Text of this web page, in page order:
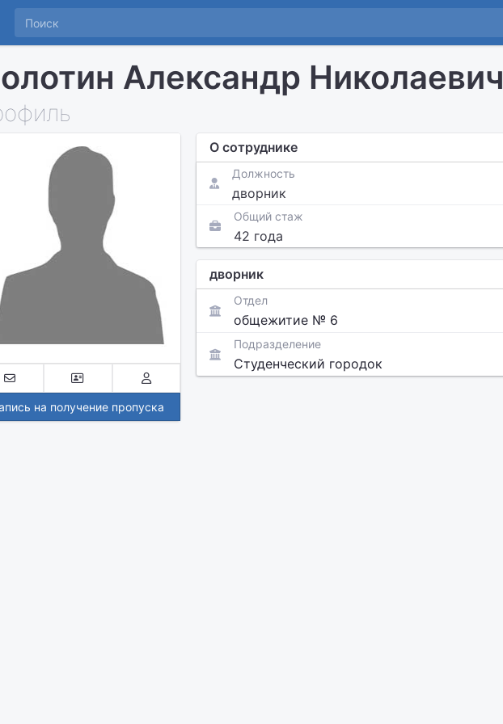
Александр Николаевич
на получение пропуска
О сотруднике
Должность
дворник
Общий стаж
42 года
дворник
Отдел
общежитие № 6
Подразделение
Студенческий городок